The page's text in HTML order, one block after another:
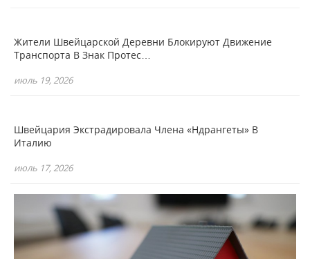
Жители Швейцарской Деревни Блокируют Движение
Транспорта В Знак Протес…
июль 19, 2026
Швейцария Экстрадировала Члена «Ндрангеты» В
Италию
июль 17, 2026